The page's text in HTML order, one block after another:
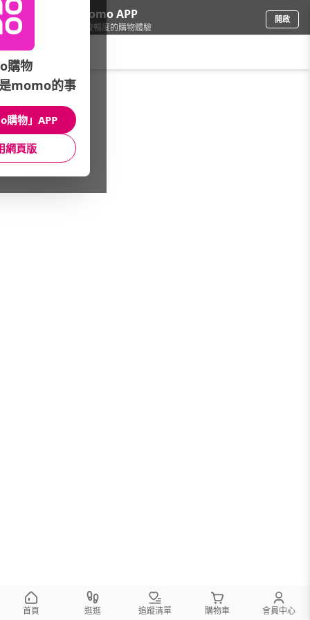
下載momo APP
給你3倍流暢度的購物體驗
開啟
寶寶成長玩具/床邊音樂鈴
本館精選商品
館長推薦 月銷量
首頁 逛逛 追蹤清單 購物車 會員中心
購物
momo的事
購物」APP
網頁版